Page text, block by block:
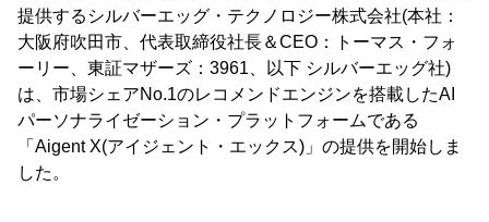
提供するシルバーエッグ・テクノロジー株式会社(本社：
大阪府吹田市、代表取締役社長＆CEO：トーマス・フォ
ーリー、東証マザーズ：3961、以下 シルバーエッグ社)
は、市場シェアNo.1のレコメンドエンジンを搭載したAI
パーソナライゼーション・プラットフォームである
「Aigent X(アイジェント・エックス)」の提供を開始しま
した。